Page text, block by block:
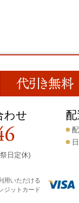
わせ
日定休)
用いただける
ジットカード